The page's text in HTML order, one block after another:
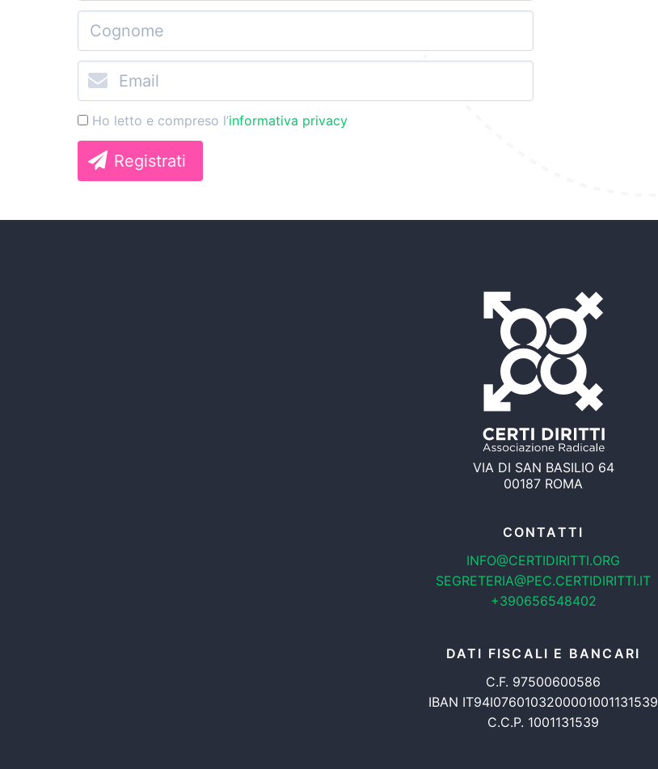
Ho letto e compreso l’informativa privacy
Registrati
VIA DI SAN BASILIO 64
00187 ROMA
CONTATTI
INFO@CERTIDIRITTI.ORG
SEGRETERIA@PEC.CERTIDIRITTI.IT
+390656548402
DATI FISCALI E BANCARI
C.F. 97500600586
IBAN IT94I0760103200001001131539
C.C.P. 1001131539